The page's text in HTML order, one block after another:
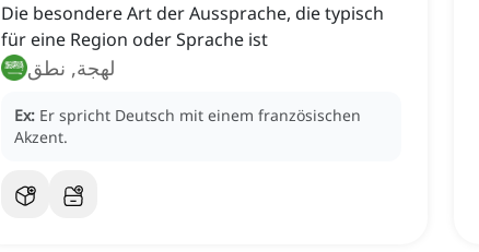
Die besondere Art der Aussprache, die typisch
für eine Region oder Sprache ist
لهجة, نطق
Ex: Er spricht Deutsch mit einem französischen
Akzent.